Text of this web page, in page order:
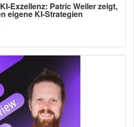
Exzellenz: Patric Weiler zeigt,
eigene KI-Strategien